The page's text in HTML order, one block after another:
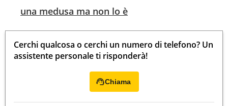
una medusa ma non lo è
Cerchi qualcosa o cerchi un numero di telefono? Un
assistente personale ti risponderà!
Chiama